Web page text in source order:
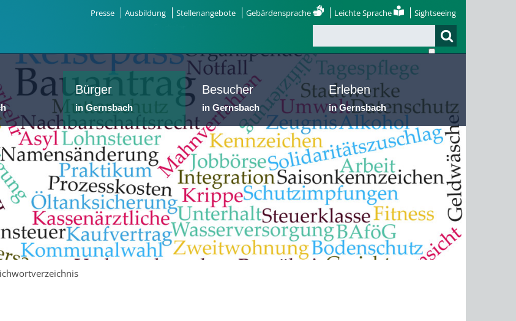
Presse Ausbildung Stellenangebote Gebärdensprache Leichte Sprache Sightseeing
Bürger
in Gernsbach
Besucher
in Gernsbach
Erleben
in Gernsbach